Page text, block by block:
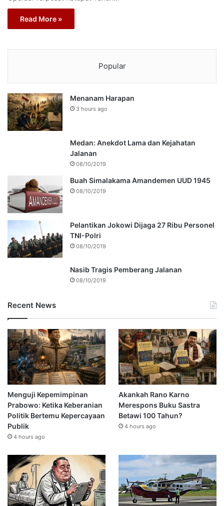
Read More »
Popular
Menanam Harapan
3 hours ago
Medan: Anekdot Lama dan Kejahatan
Jalanan
08/10/2019
Buah Simalakama Amandemen UUD 1945
08/10/2019
Pelantikan Jokowi Dijaga 27 Ribu Personel
TNI-Polri
08/10/2019
Nasib Tragis Pemberang Jalanan
08/10/2019
Recent News
Menguji Kepemimpinan
Prabowo: Ketika Keberanian
Politik Bertemu Kepercayaan
Publik
4 hours ago
Akankah Rano Karno
Merespons Buku Sastra
Betawi 100 Tahun?
4 hours ago